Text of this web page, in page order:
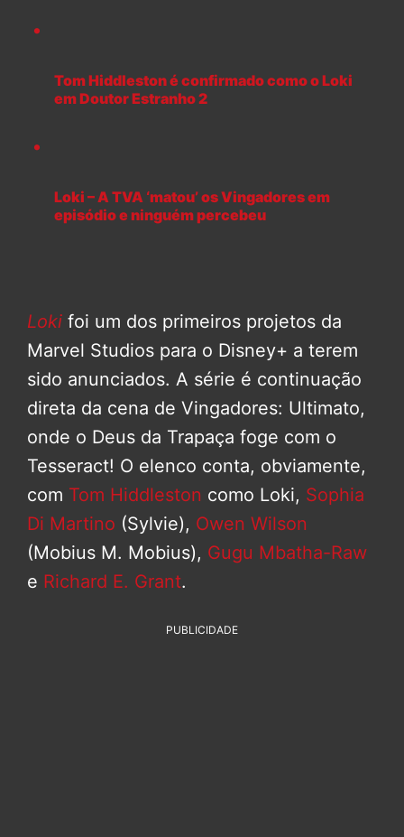
Tom Hiddleston é confirmado como o Loki
em Doutor Estranho 2
Loki – A TVA ‘matou’ os Vingadores em
episódio e ninguém percebeu
Loki foi um dos primeiros projetos da
Marvel Studios para o Disney+ a terem
sido anunciados. A série é continuação
direta da cena de Vingadores: Ultimato,
onde o Deus da Trapaça foge com o
Tesseract! O elenco conta, obviamente,
com Tom Hiddleston como Loki, Sophia
Di Martino (Sylvie), Owen Wilson
(Mobius M. Mobius), Gugu Mbatha-Raw
e Richard E. Grant.
PUBLICIDADE